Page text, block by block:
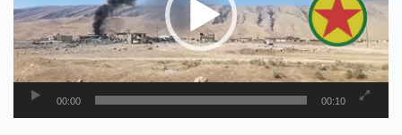
00:00 00:10